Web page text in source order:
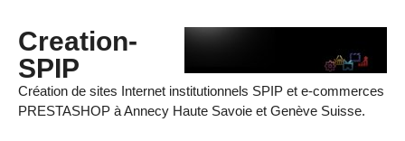
Creation-
SPIP
Création de sites Internet institutionnels SPIP et e-commerces
PRESTASHOP à Annecy Haute Savoie et Genève Suisse.